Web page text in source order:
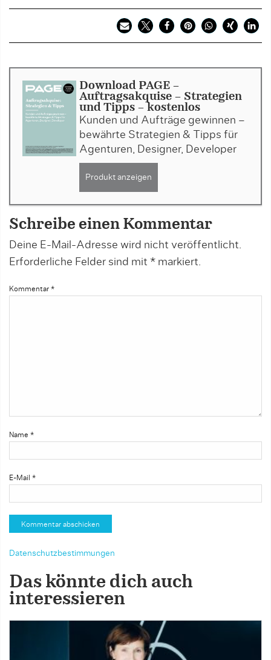
Download PAGE -
Auftragsakquise - Strategien
und Tipps - kostenlos
Kunden und Aufträge gewinnen –
bewährte Strategien & Tipps für
Agenturen, Designer, Developer
Produkt anzeigen
Schreibe einen Kommentar
Deine E-Mail-Adresse wird nicht veröffentlicht.
Erforderliche Felder sind mit * markiert.
Kommentar *
Name *
E-Mail *
Datenschutzbestimmungen
Das könnte dich auch
interessieren